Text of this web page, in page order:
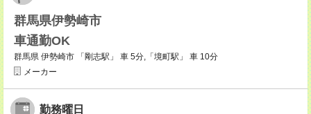
群馬県伊勢崎市
車通勤OK
群馬県 伊勢崎市 「剛志駅」 車 5分,「境町駅」 車 10分
メーカー
勤務曜日